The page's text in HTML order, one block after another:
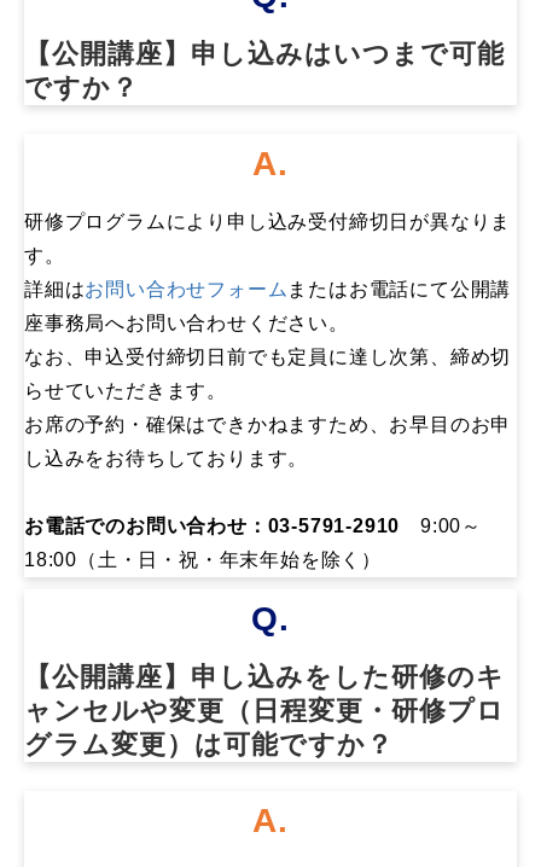
【公開講座】申し込みはいつまで可能
ですか？​
A.
研修プログラムにより申し込み受付締切日が異なりま
す。
詳細はお問い合わせフォーム またはお電話にて公開講
座事務局へお問い合わせください。
なお、申込受付締切日前でも定員に達し次第、締め切
らせていただきます。
お席の予約・確保はできかねますため、お早目のお申
し込みをお待ちしております。
お電話でのお問い合わせ：03-5791-2910 9:00～
18:00（土・日・祝・年末年始を除く）
Q.
【公開講座】申し込みをした研修のキ
ャンセルや変更（日程変更・研修プロ
グラム変更）は可能ですか？
A.